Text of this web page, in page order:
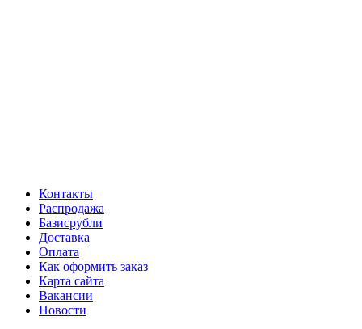
Контакты
Распродажа
Базисрубли
Доставка
Оплата
Как оформить заказ
Карта сайта
Вакансии
Новости